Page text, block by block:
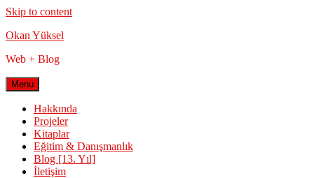
Skip to content
Okan Yüksel
Web + Blog
Menu
Hakkında
Projeler
Kitaplar
Eğitim & Danışmanlık
Blog [13. Yıl]
İletişim